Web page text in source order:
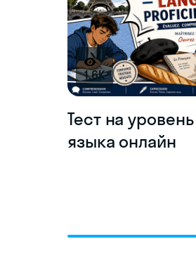
1.6K
Тест на
языка онлайн